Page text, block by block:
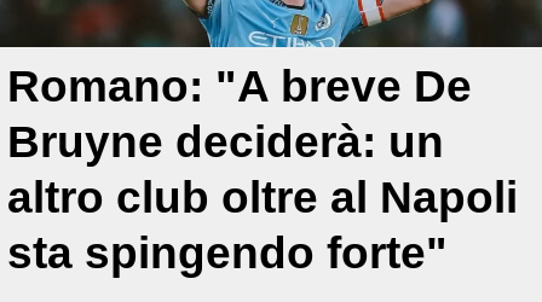
Romano: "A breve De
Bruyne deciderà: un
altro club oltre al Napoli
sta spingendo forte"